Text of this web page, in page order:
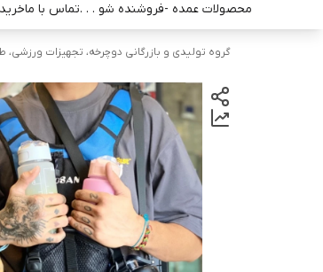
محصولات عمده -فروشنده شو . . .تماس با ما
گروه تولیدی و بازرگانی دوچرخه، تجهیزات